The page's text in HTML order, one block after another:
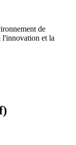
de
l'innovation et la